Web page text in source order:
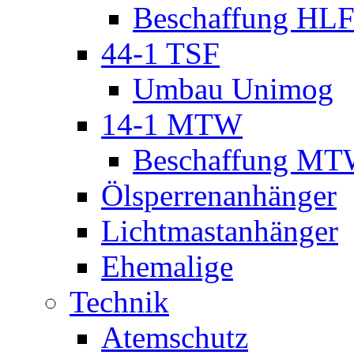
Beschaffung HLF
44-1 TSF
Umbau Unimog
14-1 MTW
Beschaffung
Ölsperrenanhänger
Lichtmastanhänger
Ehemalige
Technik
Atemschutz